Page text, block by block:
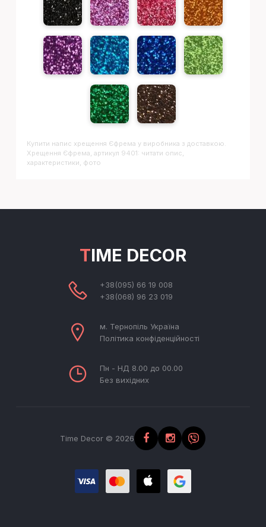
Купити напис Хрещення Єфрема у виробника з доставкою.
Хрещення Єфрема, артикул 9401: читати опис,
характеристики, фото
TIME DECOR
+38(095) 66 19 008
+38(068) 96 23 019
м. Тернопіль Україна
Політика конфіденційності
Пн - НД 8.00 до 00.00
Без вихідних
Time Decor © 2026